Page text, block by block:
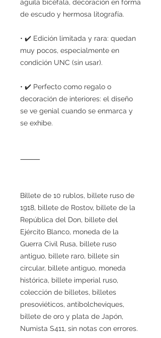
águila bicéfala, decoración en forma
de escudo y hermosa litografía.
• ✔️ Edición limitada y rara: quedan
muy pocos, especialmente en
condición UNC (sin usar).
• ✔️ Perfecto como regalo o
decoración de interiores: el diseño
se ve genial cuando se enmarca y
se exhibe.
⸻
Billete de 10 rublos, billete ruso de
1918, billete de Rostov, billete de la
República del Don, billete del
Ejército Blanco, moneda de la
Guerra Civil Rusa, billete ruso
antiguo, billete raro, billete sin
circular, billete antiguo, moneda
histórica, billete imperial ruso,
colección de billetes, billetes
presoviéticos, antibolcheviques,
billete de oro y plata de Japón,
Numista S411, sin notas con errores.